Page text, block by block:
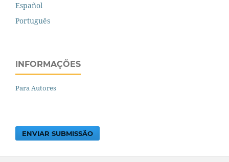
Español
Português
INFORMAÇÕES
Para Autores
ENVIAR SUBMISSÃO